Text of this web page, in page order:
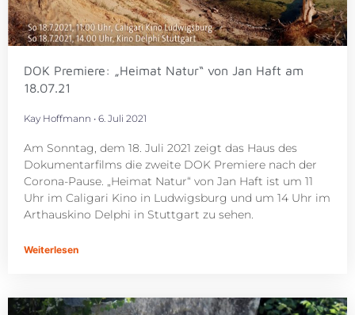
DOK Premiere: „Heimat Natur“ von Jan Haft am
18.07.21
Kay Hoffmann 6. Juli 2021
Am Sonntag, dem 18. Juli 2021 zeigt das Haus des
Dokumentarfilms die zweite DOK Premiere nach der
Corona-Pause. „Heimat Natur“ von Jan Haft ist um 11
Uhr im Caligari Kino in Ludwigsburg und um 14 Uhr im
Arthauskino Delphi in Stuttgart zu sehen.
Weiterlesen